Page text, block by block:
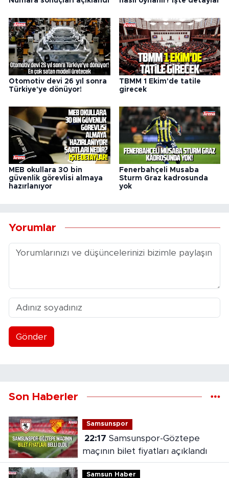
Otomotiv devi 26 yıl sonra
Türkiye'ye dönüyor!
TBMM 1 Ekim'de tatile
girecek
MEB okullara 30 bin
güvenlik görevlisi almaya
hazırlanıyor
Fenerbahçeli Musaba
Sturm Graz kadrosunda
yok
Yorumlar
Gönder
Son Haberler
Samsunspor
22:17
maçının bilet fiyatları açıklandı
Samsun Haber